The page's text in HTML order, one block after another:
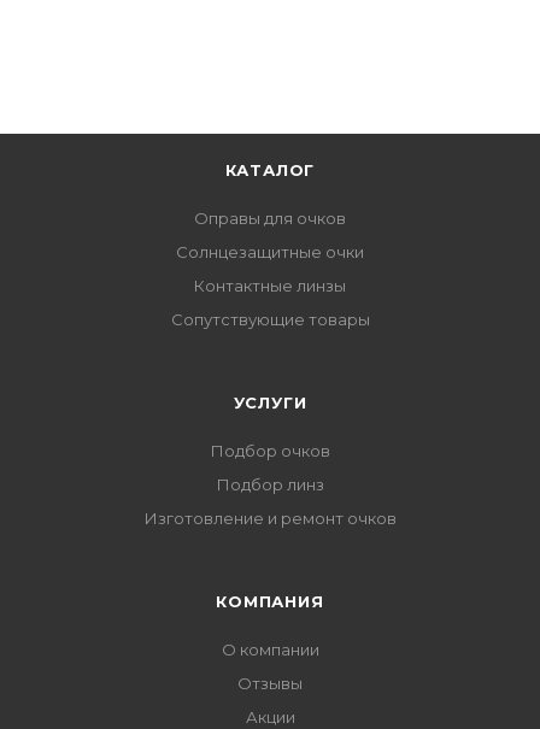
КАТАЛОГ
Оправы для очков
Солнцезащитные очки
Контактные линзы
Сопутствующие товары
УСЛУГИ
Подбор очков
Подбор линз
Изготовление и ремонт очков
КОМПАНИЯ
О компании
Отзывы
Акции